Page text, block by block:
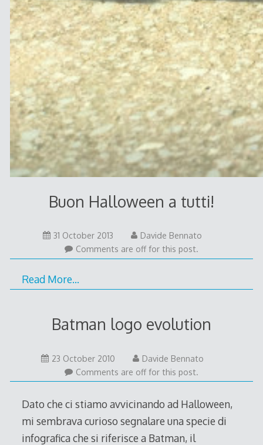
Buon Halloween a tutti!
31 October 2013
Davide Bennato
Comments are off for this post.
Read More…
Batman logo evolution
23 October 2010
Davide Bennato
Comments are off for this post.
Dato che ci stiamo avvicinando ad Halloween,
mi sembrava curioso segnalare una specie di
infografica che si riferisce a Batman, il